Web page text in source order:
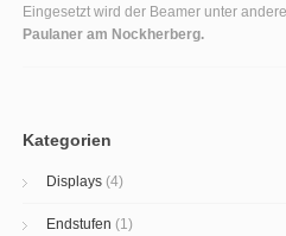
Eingesetzt wird der Beamer unter
Paulaner am Nockherberg.
Kategorien
Displays (4)
Endstufen (1)